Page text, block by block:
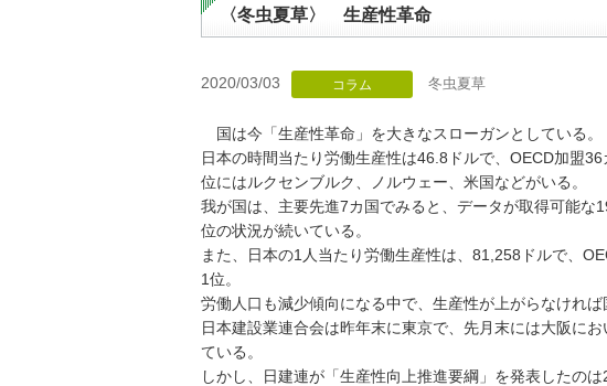
〈冬虫夏草〉 生産性革命
2020/03/03 コラム 冬虫夏草
国は今「生産性革命」を大きなスローガンとしている。
日本の時間当たり労働生産性は46.8ドルで、OECD加盟
位にはルクセンブルク、ノルウェー、米国などがいる。
我が国は、主要先進7カ国でみると、データが取得可能な
位の状況が続いている。
また、日本の1人当たり労働生産性は、81,258ドルで、
1位。
労働人口も減少傾向になる中で、生産性が上がらなければ
日本建設業連合会は昨年末に東京で、先月末には大阪に
ている。
しかし、日建連が「生産性向上推進要綱」を発表したの